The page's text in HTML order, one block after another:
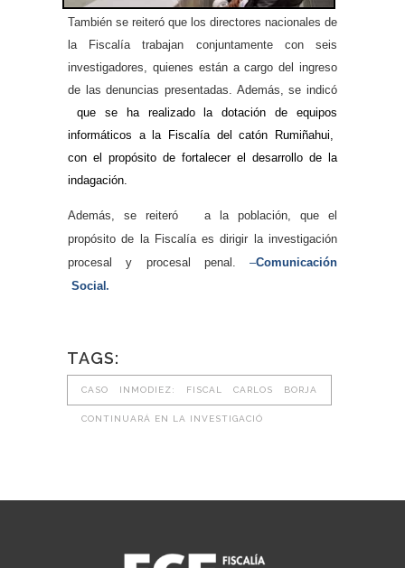
También se reiteró que los directores nacionales de
la Fiscalía trabajan conjuntamente con seis
investigadores, quienes están a cargo del ingreso
de las denuncias presentadas. Además, se indicó
que se ha realizado la dotación de equipos
informáticos a la Fiscalía del catón Rumiñahui,
con el propósito de fortalecer el desarrollo de la
indagación.
Además, se reiteró a la población, que el
propósito de la Fiscalía es dirigir la investigación
procesal y procesal penal. –Comunicación
Social.
TAGS:
CASO INMODIEZ: FISCAL CARLOS BORJA
CONTINUARÁ EN LA INVESTIGACIÓ